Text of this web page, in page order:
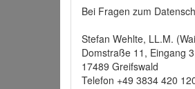
Bei Fragen zum
Stefan Wehlte, LL.M.
Domstraße 11, Eingang
17489 Greifswald
Telefon +49 3834 420